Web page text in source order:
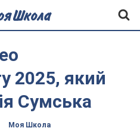
2025, який
Сумська
Моя Школа